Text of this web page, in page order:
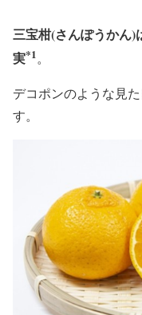
三宝柑(さんぽうかん)
実*1。
デコポンのような見
す。